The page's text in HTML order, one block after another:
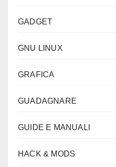
GADGET
GNU LINUX
GRAFICA
GUADAGNARE
GUIDE E MANUALI
HACK & MODS